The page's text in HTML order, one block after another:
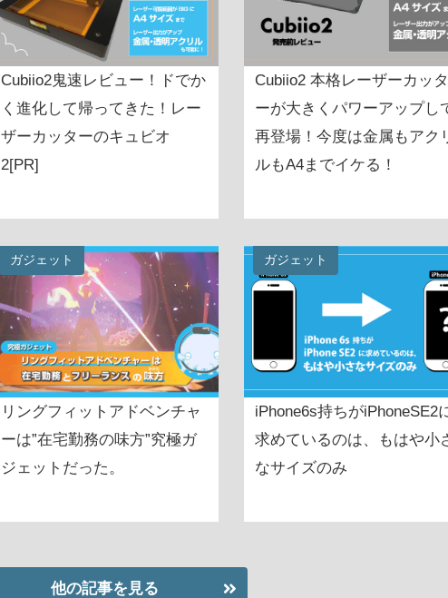
Cubiio2鬼速レビュー！ドでか
く進化して帰ってきた！レー
ザーカッターのキュビオ
2[PR]
Cubiio2 本格レーザーカッタ
ーが大きくパワーアップし
再登場！今度は金属もアク
ルもA4までイケる！
ガジェット
リングフィットアドベンチャ
ーは”在宅勤務の味方”究極ガ
ジェットだった。
ガジェット
iPhone6s持ちがiPhoneSE2
求めているのは、もはや小
なサイズのみ
他の記事を見る